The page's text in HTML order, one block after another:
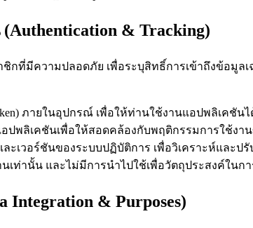
& Tracking)
กที่มีความปลอดภัย เพื่อระบุสิทธิ์การเข้าถึงข้อมู
ภายในอุปกรณ์ เพื่อให้ท่านใช้งานแอปพลิเคชัน
ปพลิเคชันเพื่อให้สอดคล้องกับพฤติกรรมการใช้งา
ะเวอร์ชันของระบบปฏิบัติการ เพื่อวิเคราะห์และป
เท่านั้น และไม่มีการนำไปใช้เพื่อวัตถุประสงค์ใน
& Purposes)